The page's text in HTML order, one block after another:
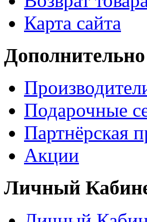
Карта сайта
Дополнительно
Подарочные
Партнёрская
Акции
Личный